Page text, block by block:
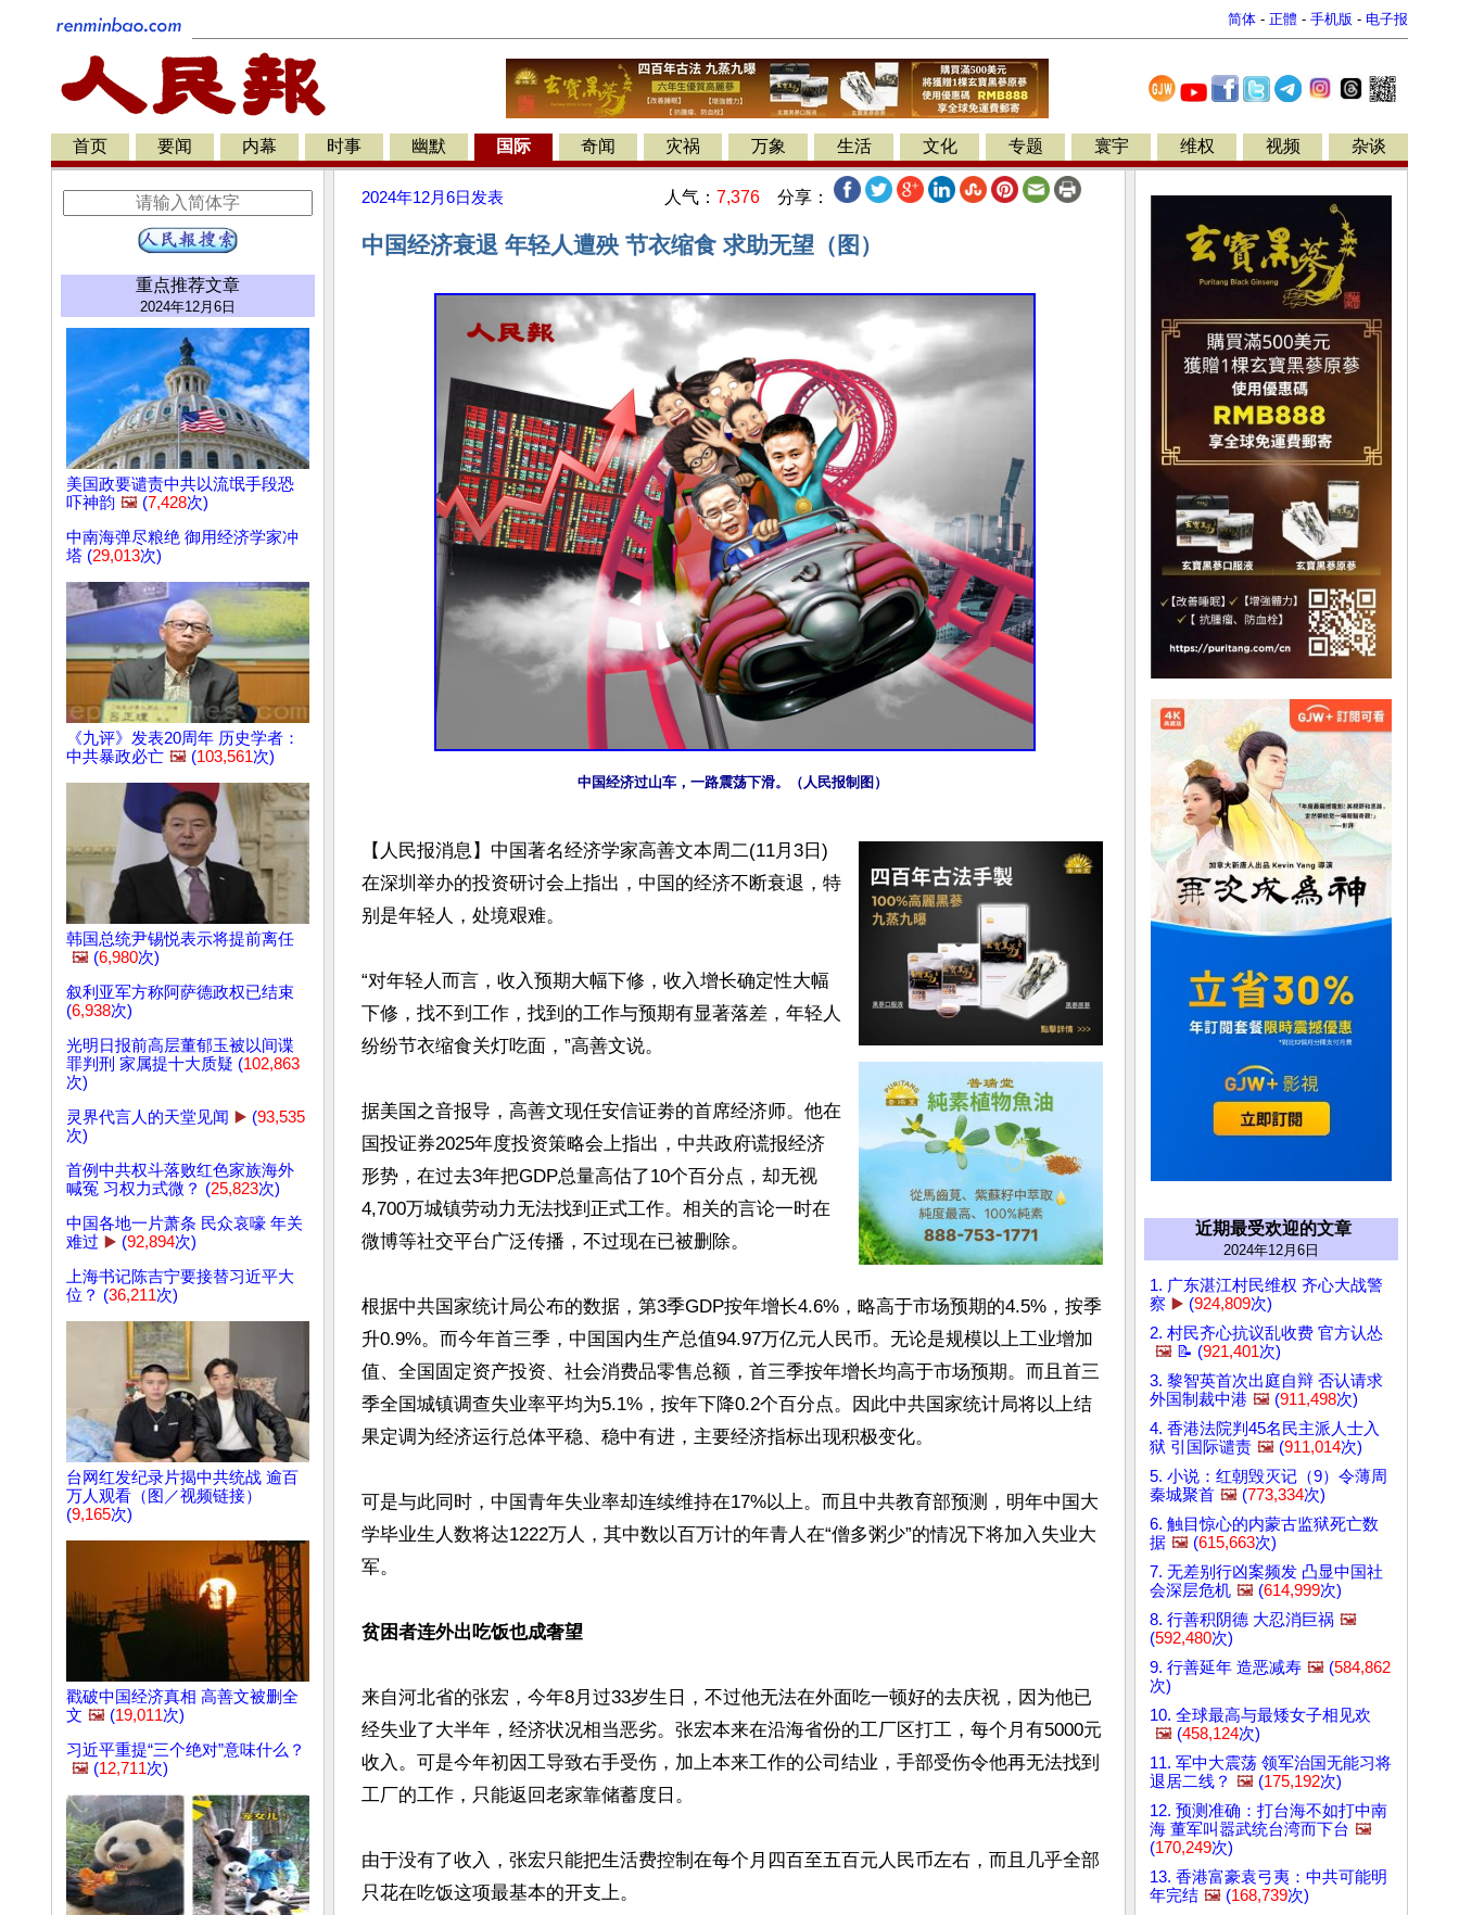
简体 - 正體 - 手机版 - 电子报
首页 要闻 内幕 时事 幽默 国际 奇闻 灾祸 万象 生活 文化 专题 寰宇 维权 视频 杂谈
重点推荐文章
2024年12月6日
美国政要谴责中共以流氓手段恐
吓神韵 🖼️ (7,428次)
中南海弹尽粮绝 御用经济学家冲
塔 (29,013次)
《九评》发表20周年 历史学者：
中共暴政必亡 🖼️ (103,561次)
韩国总统尹锡悦表示将提前离任
🖼️ (6,980次)
叙利亚军方称阿萨德政权已结束
(6,938次)
光明日报前高层董郁玉被以间谍
罪判刑 家属提十大质疑 (102,863
次)
灵界代言人的天堂见闻 ▶️ (93,535
次)
首例中共权斗落败红色家族海外
喊冤 习权力式微？ (25,823次)
中国各地一片萧条 民众哀嚎 年关
难过 ▶️ (92,894次)
上海书记陈吉宁要接替习近平大
位？ (36,211次)
台网红发纪录片揭中共统战 逾百
万人观看（图／视频链接）
(9,165次)
戳破中国经济真相 高善文被删全
文 🖼️ (19,011次)
习近平重提“三个绝对”意味什么？
🖼️ (12,711次)
2024年12月6日 发表 人气： 7,376 分享：
中国经济衰退 年轻人遭殃 节衣缩食 求助无望（图）
中国经济过山车，一路震荡下滑。（人民报制图）
【人民报消息】中国著名经济学家高善文本周二(11月3日)
在深圳举办的投资研讨会上指出，中国的经济不断衰退，特
别是年轻人，处境艰难。
“对年轻人而言，收入预期大幅下修，收入增长确定性大幅
下修，找不到工作，找到的工作与预期有显著落差，年轻人
纷纷节衣缩食关灯吃面，”高善文说。
据美国之音报导，高善文现任安信证劵的首席经济师。他在
国投证券2025年度投资策略会上指出，中共政府谎报经济
形势，在过去3年把GDP总量高估了10个百分点，却无视
4,700万城镇劳动力无法找到正式工作。相关的言论一时在
微博等社交平台广泛传播，不过现在已被删除。
根据中共国家统计局公布的数据，第3季GDP按年增长4.6%，略高于市场预期的4.5%，按季
升0.9%。而今年首三季，中国国内生产总值94.97万亿元人民币。无论是规模以上工业增加
值、全国固定资产投资、社会消费品零售总额，首三季按年增长均高于市场预期。而且首三
季全国城镇调查失业率平均为5.1%，按年下降0.2个百分点。因此中共国家统计局将以上结
果定调为经济运行总体平稳、稳中有进，主要经济指标出现积极变化。
可是与此同时，中国青年失业率却连续维持在17%以上。而且中共教育部预测，明年中国大
学毕业生人数将达1222万人，其中数以百万计的年青人在“僧多粥少”的情况下将加入失业大
军。
贫困者连外出吃饭也成奢望
来自河北省的张宏，今年8月过33岁生日，不过他无法在外面吃一顿好的去庆祝，因为他已
经失业了大半年，经济状况相当恶劣。张宏本来在沿海省份的工厂区打工，每个月有5000元
收入。可是今年初因工导致右手受伤，加上本来工作的公司结业，手部受伤令他再无法找到
工厂的工作，只能返回老家靠储蓄度日。
由于没有了收入，张宏只能把生活费控制在每个月四百至五百元人民币左右，而且几乎全部
只花在吃饭这项最基本的开支上。
近期最受欢迎的文章
2024年12月6日
1. 广东湛江村民维权 齐心大战警
察 ▶️ (924,809次)
2. 村民齐心抗议乱收费 官方认怂
🖼️ 📝 (921,401次)
3. 黎智英首次出庭自辩 否认请求
外国制裁中港 🖼️ (911,498次)
4. 香港法院判45名民主派人士入
狱 引国际谴责 🖼️ (911,014次)
5. 小说：红朝毁灭记（9）令薄周
秦城聚首 🖼️ (773,334次)
6. 触目惊心的内蒙古监狱死亡数
据 🖼️ (615,663次)
7. 无差别行凶案频发 凸显中国社
会深层危机 🖼️ (614,999次)
8. 行善积阴德 大忍消巨祸 🖼️
(592,480次)
9. 行善延年 造恶减寿 🖼️ (584,862
次)
10. 全球最高与最矮女子相见欢
🖼️ (458,124次)
11. 军中大震荡 领军治国无能习将
退居二线？ 🖼️ (175,192次)
12. 预测准确：打台海不如打中南
海 董军叫嚣武统台湾而下台 🖼️
(170,249次)
13. 香港富豪袁弓夷：中共可能明
年完结 🖼️ (168,739次)